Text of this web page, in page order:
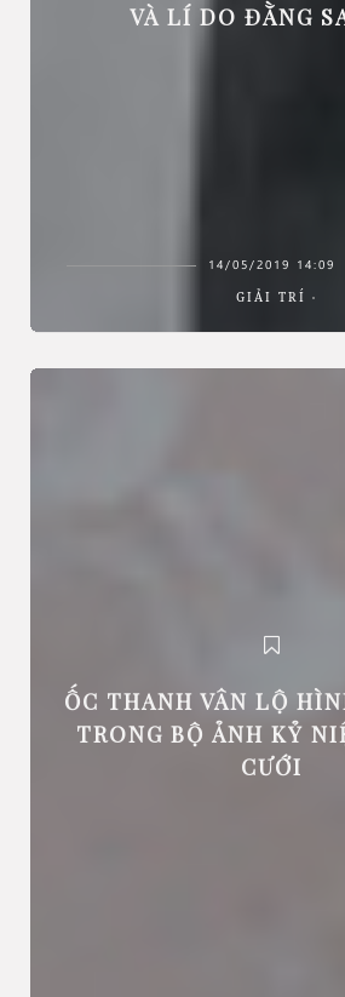
VÀ LÍ DO ĐẰNG
14/05/2019 14:09
GIẢI TRÍ
ỐC THANH VÂN LỘ
TRONG BỘ ẢNH KỶ
CƯỚI